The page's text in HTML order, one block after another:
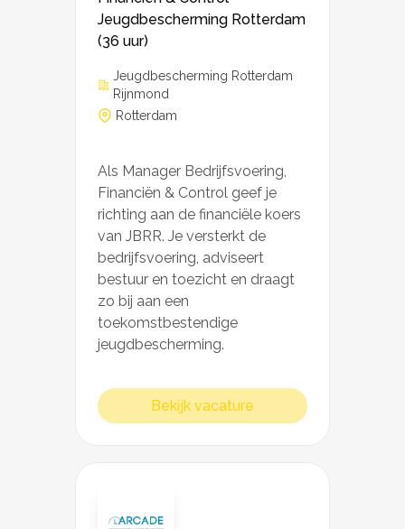
Jeugdbescherming Rotterdam
(36 uur)
Jeugdbescherming Rotterdam
Rijnmond
Rotterdam
Als Manager Bedrijfsvoering,
Financiën & Control geef je
richting aan de financiële koers
van JBRR. Je versterkt de
bedrijfsvoering, adviseert
bestuur en toezicht en draagt
zo bij aan een
toekomstbestendige
jeugdbescherming.
Bekijk vacature